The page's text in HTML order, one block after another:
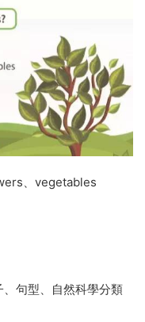
、vegetables
句型、自然科學分類